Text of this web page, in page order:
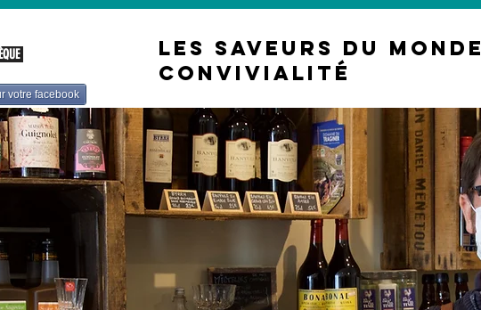
votre facebook
LES SAVEURS DU
CONVIVIALITÉ